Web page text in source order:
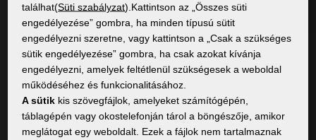
ÁLTALÁNOS INFORMÁCIÓK
Adatvédelmi irányelvek
Sütiszabályzat
TARTALOM
Rólunk
találhat(Süti szabályzat).Kattintson az „Összes süti
engedélyezése” gombra, ha minden típusú sütit
engedélyezni szeretne, vagy kattintson a „Csak a szükséges
sütik engedélyezése” gombra, ha csak azokat kívánja
engedélyezni, amelyek feltétlenül szükségesek a weboldal
működéséhez és funkcionalitásához.
A sütik kis szövegfájlok, amelyeket számítógépén,
táblagépén vagy okostelefonján tárol a böngészője, amikor
meglátogat egy weboldalt. Ezek a fájlok nem tartalmaznak